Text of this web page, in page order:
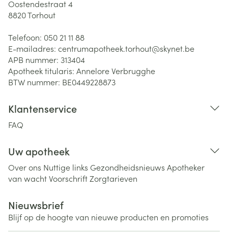
Oostendestraat 4
8820Torhout
Telefoon: 050 21 11 88
E-mailadres: centrumapotheek.torhout@skynet.be
APB nummer: 313404
Apotheek titularis: Annelore Verbrugghe
BTW nummer: BE0449228873
Klantenservice
FAQ
Uw apotheek
Over ons Nuttige links Gezondheidsnieuws Apotheker
van wachtVoorschriftZorgtarieven
Nieuwsbrief
Blijf op de hoogte van nieuwe producten en promoties